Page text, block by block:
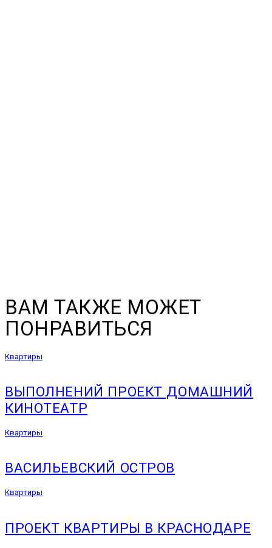
ВАМ ТАКЖЕ МОЖЕТ
ПОНРАВИТЬСЯ
Квартиры
ВЫПОЛНЕНИЙ ПРОЕКТ ДОМАШНИЙ
КИНОТЕАТР
Квартиры
ВАСИЛЬЕВСКИЙ ОСТРОВ
Квартиры
ПРОЕКТ КВАРТИРЫ В КРАСНОДАРЕ